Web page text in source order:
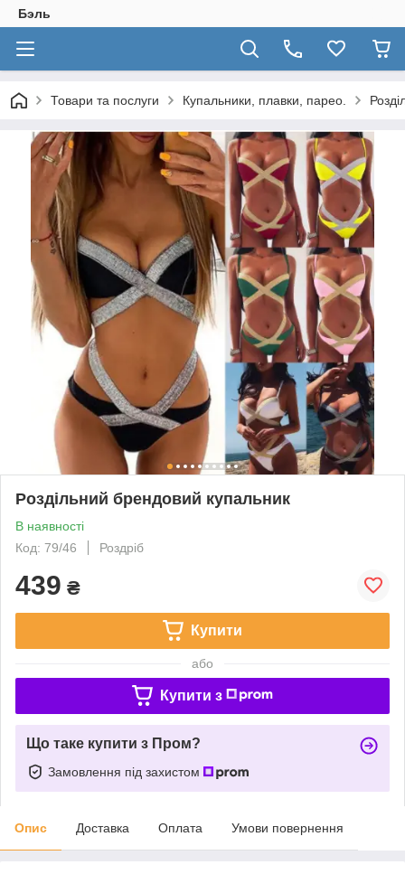
Бэль
Товари та послуги Купальники, плавки, парео.
Роздільний брендовий купальник
В наявності
Код: 79/46
Роздріб
439 ₴
Купити
або
Купити з
Що таке купити з Пром?
Замовлення під захистом
Опис Доставка Оплата Умови повернення